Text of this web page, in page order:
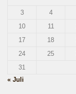
3
4
10
11
17
18
24
25
31
« Juli